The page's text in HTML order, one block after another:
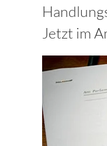
Jetzt im